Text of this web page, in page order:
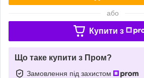
або
Купити з
Що таке купити з Пром?
Замовлення під захистом